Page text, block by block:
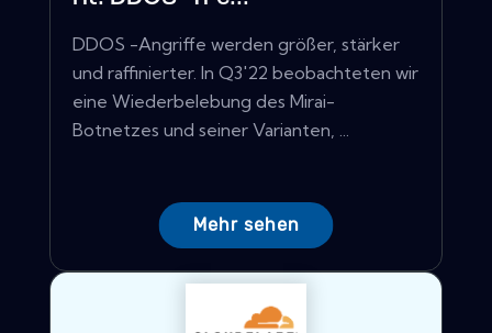
DDOS -Angriffe werden größer, stärker
und raffinierter. In Q3'22 beobachteten wir
eine Wiederbelebung des Mirai-
Botnetzes und seiner Varianten, ...
Mehr sehen